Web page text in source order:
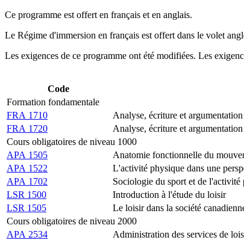
Ce programme est offert en français et en anglais.
Le Régime d'immersion en français est offert dans le volet
Les exigences de ce programme ont été modifiées. Les
Code
Formation fondamentale
FRA 1710
Analyse, écriture et
FRA 1720
Analyse, écriture et
Cours obligatoires de niveau 1000
APA 1505
Anatomie fonctionnelle du
APA 1522
L'activité physique dans une
APA 1702
Sociologie du sport et de l'activité
LSR 1500
Introduction à l'étude du loisir
LSR 1505
Le loisir dans la société
Cours obligatoires de niveau 2000
APA 2534
Administration des services de